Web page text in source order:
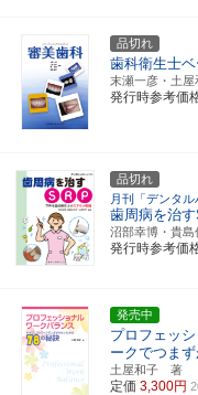
品切れ
歯科衛生士
末瀬一彦・土
発行時参考価
品切れ
月刊「デンタ
歯周病を治
沼部幸博・貴
発行時参考価
発売中
プロフェッ
ークでつま
土屋和子 著
定価 3,300円